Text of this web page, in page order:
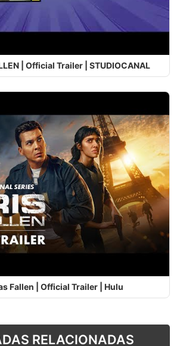
| Official Trailer | STUDIOCANAL
Fallen | Official Trailer | Hulu
RELACIONADAS